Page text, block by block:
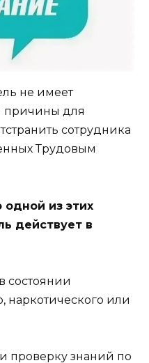
не имеет
причины для
сотрудника
Трудовым
одной из этих
действует в
состоянии
наркотического или
проверку знаний по